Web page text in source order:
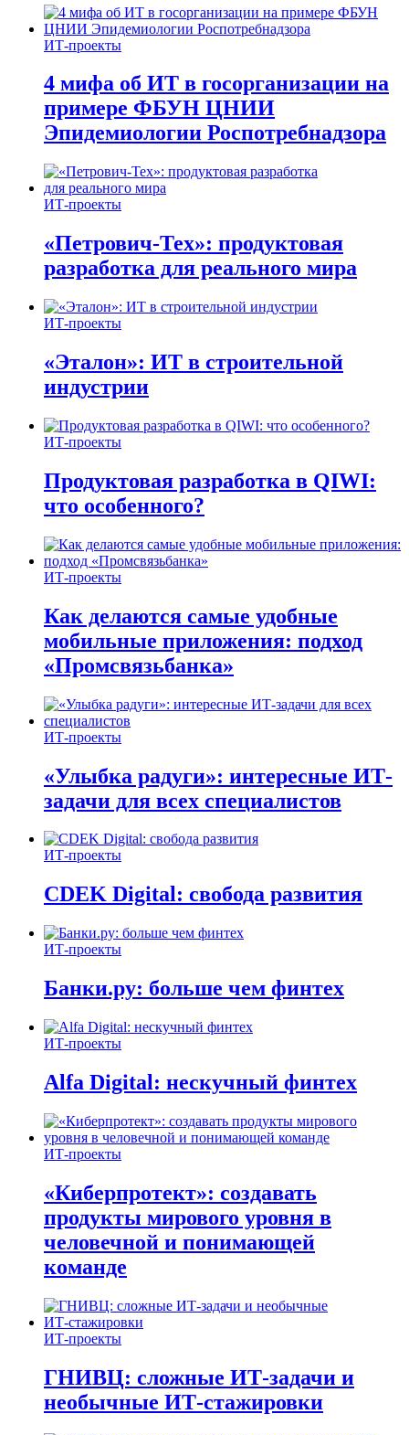
ИТ-проекты
4 мифа об ИТ в госорганизации на
примере ФБУН ЦНИИ
Эпидемиологии Роспотребнадзора
ИТ-проекты
«Петрович-Тех»: продуктовая
разработка для реального мира
ИТ-проекты
«Эталон»: ИТ в строительной
индустрии
ИТ-проекты
Продуктовая разработка в QIWI:
что особенного?
ИТ-проекты
Как делаются самые удобные
мобильные приложения: подход
«Промсвязьбанка»
ИТ-проекты
«Улыбка радуги»: интересные ИТ-
задачи для всех специалистов
ИТ-проекты
CDEK Digital: свобода развития
ИТ-проекты
Банки.ру: больше чем финтех
ИТ-проекты
Alfa Digital: нескучный финтех
ИТ-проекты
«Киберпротект»: создавать
продукты мирового уровня в
человечной и понимающей
команде
ИТ-проекты
ГНИВЦ: сложные ИТ‑задачи и
необычные ИТ‑стажировки